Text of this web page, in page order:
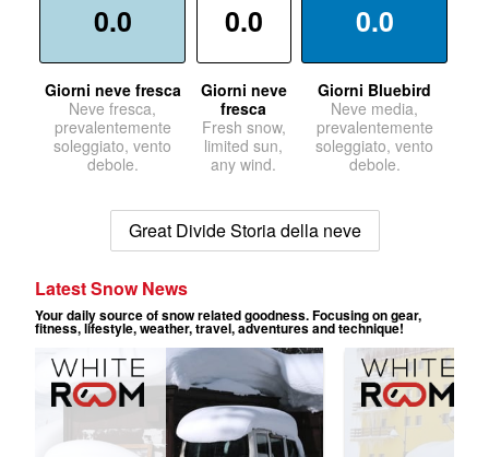
0.0
Giorni neve fresca
Neve fresca,
prevalentemente
soleggiato, vento
debole.
0.0
Giorni neve
fresca
Fresh snow,
limited sun,
any wind.
0.0
Giorni Bluebird
Neve media,
prevalentemente
soleggiato, vento
debole.
Great Divide Storia della neve